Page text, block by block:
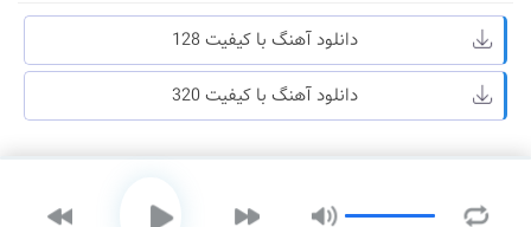
دانلود آهنگ با کیفیت 128
دانلود آهنگ با کیفیت 320